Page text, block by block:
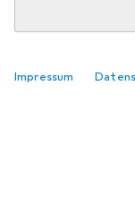
Impressum